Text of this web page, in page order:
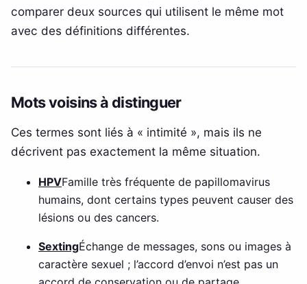
comparer deux sources qui utilisent le même mot
avec des définitions différentes.
Mots voisins à distinguer
Ces termes sont liés à « intimité », mais ils ne
décrivent pas exactement la même situation.
HPVFamille très fréquente de papillomavirus
humains, dont certains types peuvent causer des
lésions ou des cancers.
SextingÉchange de messages, sons ou images à
caractère sexuel ; l’accord d’envoi n’est pas un